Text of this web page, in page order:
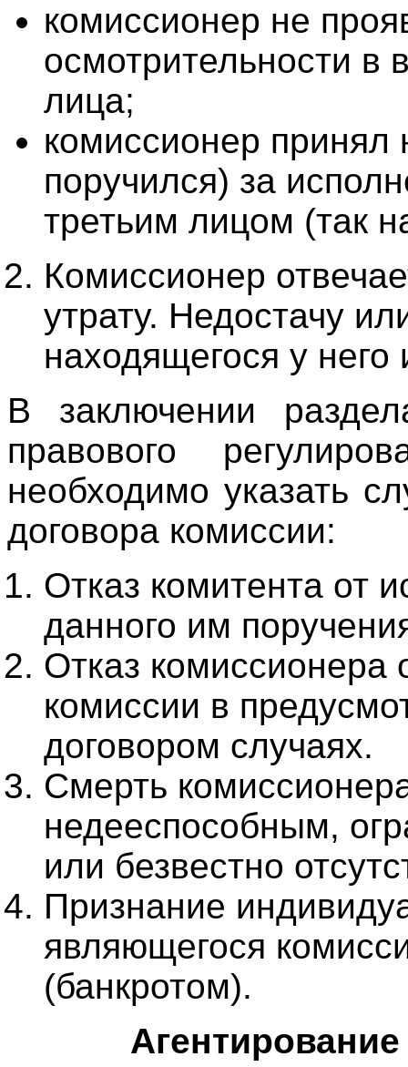
комиссионер не
осмотрительности в
лица;
комиссионер принял
поручился) за
третьим лицом (так
Комиссионер
утрату. Недостачу
находящегося у
В заключении
правового
необходимо указать
договора комиссии:
Отказ комитента от
данного им
Отказ комиссионера
комиссии в
договором случаях.
Смерть
недееспособным,
или безвестно
Признание
являющегося
(банкротом).
Агентирование